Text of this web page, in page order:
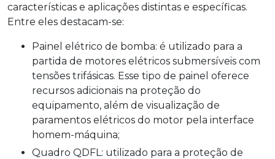
características e aplicações distintas e específicas.
Entre eles destacam-se:
Painel elétrico de bomba: é utilizado para a
partida de motores elétricos submersíveis com
tensões trifásicas. Esse tipo de painel oferece
recursos adicionais na proteção do
equipamento, além de visualização de
paramentos elétricos do motor pela interface
homem-máquina;
Quadro QDFL: utilizado para a proteção de